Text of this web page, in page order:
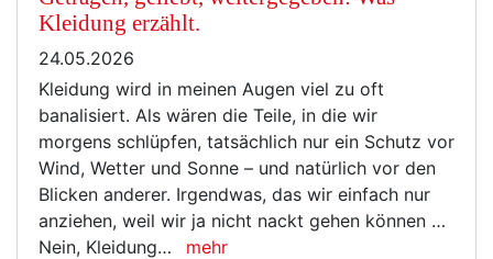
Kleidung erzählt.
24.05.2026
Kleidung wird in meinen Augen viel zu oft
banalisiert. Als wären die Teile, in die wir
morgens schlüpfen, tatsächlich nur ein Schutz vor
Wind, Wetter und Sonne – und natürlich vor den
Blicken anderer. Irgendwas, das wir einfach nur
anziehen, weil wir ja nicht nackt gehen können …
Nein, Kleidung…
mehr